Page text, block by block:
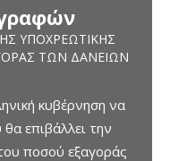
ΥΠΟΧΡΕΩΤΙΚΉΣ
ΤΩΝ ΔΑΝΕΊΩΝ
κυβέρνηση να
επιβάλλει την
ποσού εξαγοράς